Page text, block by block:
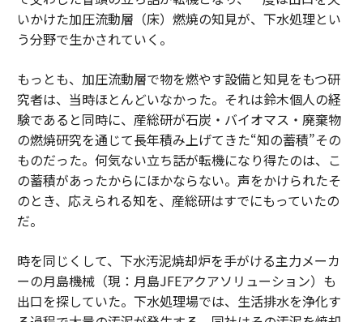
いかけた加圧流動層（床）燃焼の知見が、下水処理とい
う分野で生かされていく。
もっとも、加圧流動層で物を燃やす設備と知見をもつ研
究者は、当時ほとんどいなかった。それは鈴木個人の経
験であると同時に、産総研が石炭・バイオマス・廃棄物
の燃焼研究を通じて長年積み上げてきた“知の蓄積”その
ものだった。何気ない立ち話が転機になり得たのは、こ
の蓄積があったからにほかならない。声をかけられたそ
のとき、応えられる知を、産総研はすでにもっていたの
だ。
時を同じくして、下水汚泥焼却炉を手がける主力メーカ
ーの月島機械（現：月島JFEアクアソリューション）も
出口を探していた。下水処理場では、生活排水を浄化す